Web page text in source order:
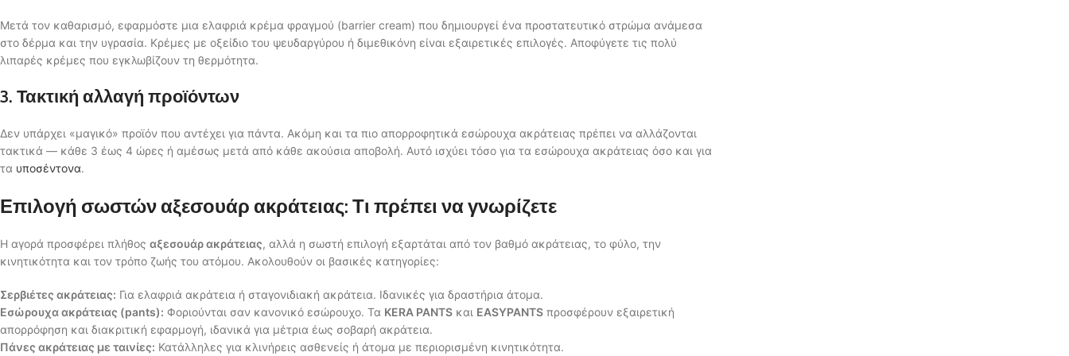
Μετά τον καθαρισμό, εφαρμόστε μια ελαφριά κρέμα φραγμού (barrier cream) που δημιουργεί ένα προστατευτικό στρώμα ανάμεσα
στο δέρμα και την υγρασία. Κρέμες με οξείδιο του ψευδαργύρου ή διμεθικόνη είναι εξαιρετικές επιλογές. Αποφύγετε τις πολύ
λιπαρές κρέμες που εγκλωβίζουν τη θερμότητα.
3. Τακτική αλλαγή προϊόντων
Δεν υπάρχει «μαγικό» προϊόν που αντέχει για πάντα. Ακόμη και τα πιο απορροφητικά εσώρουχα ακράτειας πρέπει να αλλάζονται
τακτικά — κάθε 3 έως 4 ώρες ή αμέσως μετά από κάθε ακούσια αποβολή. Αυτό ισχύει τόσο για τα εσώρουχα ακράτειας όσο και για
τα υποσέντονα.
Επιλογή σωστών αξεσουάρ ακράτειας: Τι πρέπει να γνωρίζετε
Η αγορά προσφέρει πλήθος αξεσουάρ ακράτειας, αλλά η σωστή επιλογή εξαρτάται από τον βαθμό ακράτειας, το φύλο, την
κινητικότητα και τον τρόπο ζωής του ατόμου. Ακολουθούν οι βασικές κατηγορίες:
Σερβιέτες ακράτειας: Για ελαφριά ακράτεια ή σταγονιδιακή ακράτεια. Ιδανικές για δραστήρια άτομα.
Εσώρουχα ακράτειας (pants): Φοριούνται σαν κανονικό εσώρουχο. Τα KERA PANTS και EASYPANTS προσφέρουν εξαιρετική
απορρόφηση και διακριτική εφαρμογή, ιδανικά για μέτρια έως σοβαρή ακράτεια.
Πάνες ακράτειας με ταινίες: Κατάλληλες για κλινήρεις ασθενείς ή άτομα με περιορισμένη κινητικότητα.